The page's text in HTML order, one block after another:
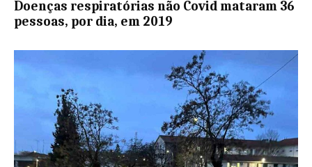
Doenças respiratórias não Covid mataram 36
pessoas, por dia, em 2019